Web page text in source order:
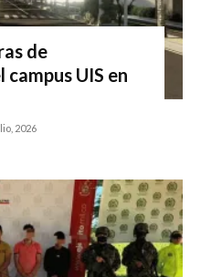
de
UIS en
2026